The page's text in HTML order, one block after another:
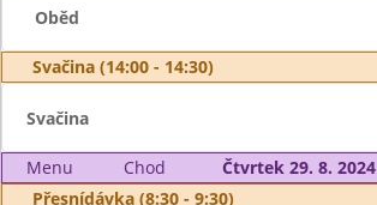
Oběd
Svačina (14:00 - 14:30)
Svačina
Menu Chod
Čtvrtek 29. 8. 2024
Přesnídávka (8:30 - 9:30)